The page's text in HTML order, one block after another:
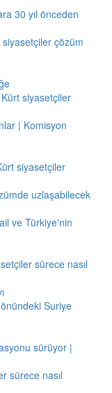
30 yıl önceden
çözüm
siyasetçiler
| Komisyon
siyasetçiler
uzlaşabilecek
ve Türkiye'nin
sürece nasıl
Suriye
sürüyor |
sürece nasıl